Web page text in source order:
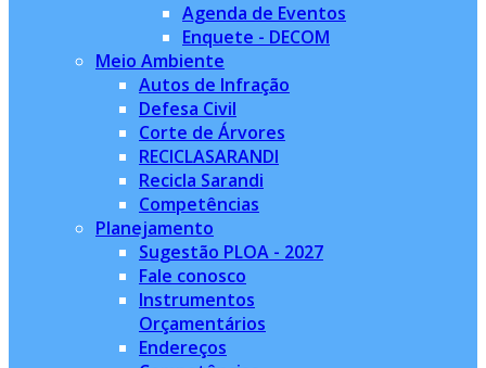
Agenda de Eventos
Enquete - DECOM
Meio Ambiente
Autos de Infração
Defesa Civil
Corte de Árvores
RECICLASARANDI
Recicla Sarandi
Competências
Planejamento
Sugestão PLOA - 2027
Fale conosco
Instrumentos
Orçamentários
Endereços